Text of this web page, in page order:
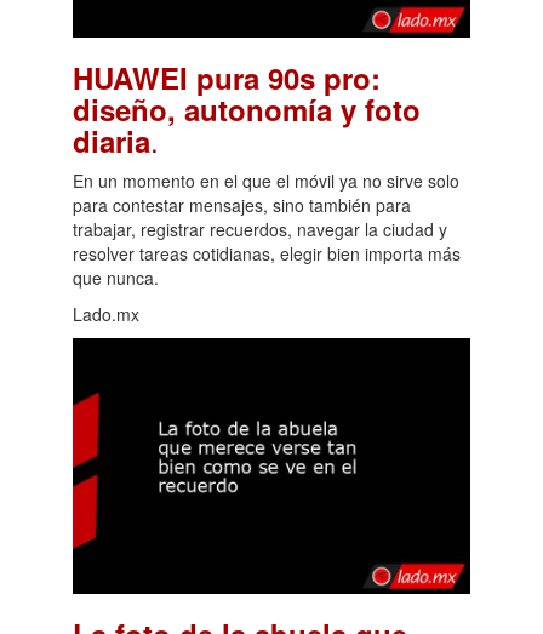
HUAWEI pura 90s pro:
diseño, autonomía y foto
diaria.
En un momento en el que el móvil ya no sirve solo
para contestar mensajes, sino también para
trabajar, registrar recuerdos, navegar la ciudad y
resolver tareas cotidianas, elegir bien importa más
que nunca.
Lado.mx